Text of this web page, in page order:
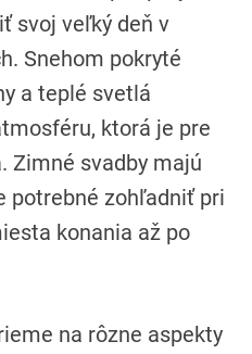
svoj veľký deň v
Snehom pokryté
a teplé svetlá
ktorá je pre
Zimné svadby majú
potrebné zohľadniť pri
konania až po
na rôzne aspekty